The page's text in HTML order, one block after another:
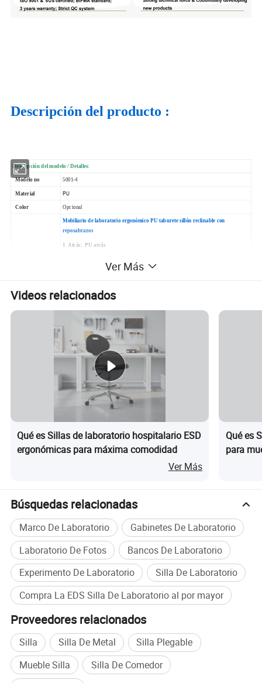
Descripción del producto :
Descripción del modelo / Detalles:
Modelo no 5001-4
Material PU
Color Opcional
Mobiliario de laboratorio ergonómico PU taburete sillón reclinable con
reposabrazos
1. Atrás: PU atrás
6. Rueda: 60mm rueda de nylon
7. Reposapiés: Reposapiés cromado
Hecho a medida disponible, fábrica profesional OEM ODM
25-35 días después de recibir el 30% de depósito
Foshan /Shenzhen
T/T con 30% de depósito, 70% de saldo antes de la entrega
Paquete K/D, cartones de papel estándar de 5 capas.
Tamaño del producto / Tamaño del embalaje:
a
Tamaño del
53 47
Tamaño del
paquete
64 22 60 cm
G.W/KGS 13 kg
N.W/KGS 12 kg
CTN/ volumen m3
Cant. Para 20'GP 309 PC
Ver Más
Videos relacionados
Qué es Sillas de laboratorio hospitalario ESD
ergonómicas para máxima comodidad
Ver Más
Qué es
para
Búsquedas relacionadas
Marco De Laboratorio
Gabinetes De Laboratorio
Laboratorio De Fotos
Bancos De Laboratorio
Experimento De Laboratorio
Silla De Laboratorio
Compra La EDS Silla De Laboratorio al por mayor
Proveedores relacionados
Silla Silla De Metal
Silla Plegable
Mueble Silla
Silla De Comedor